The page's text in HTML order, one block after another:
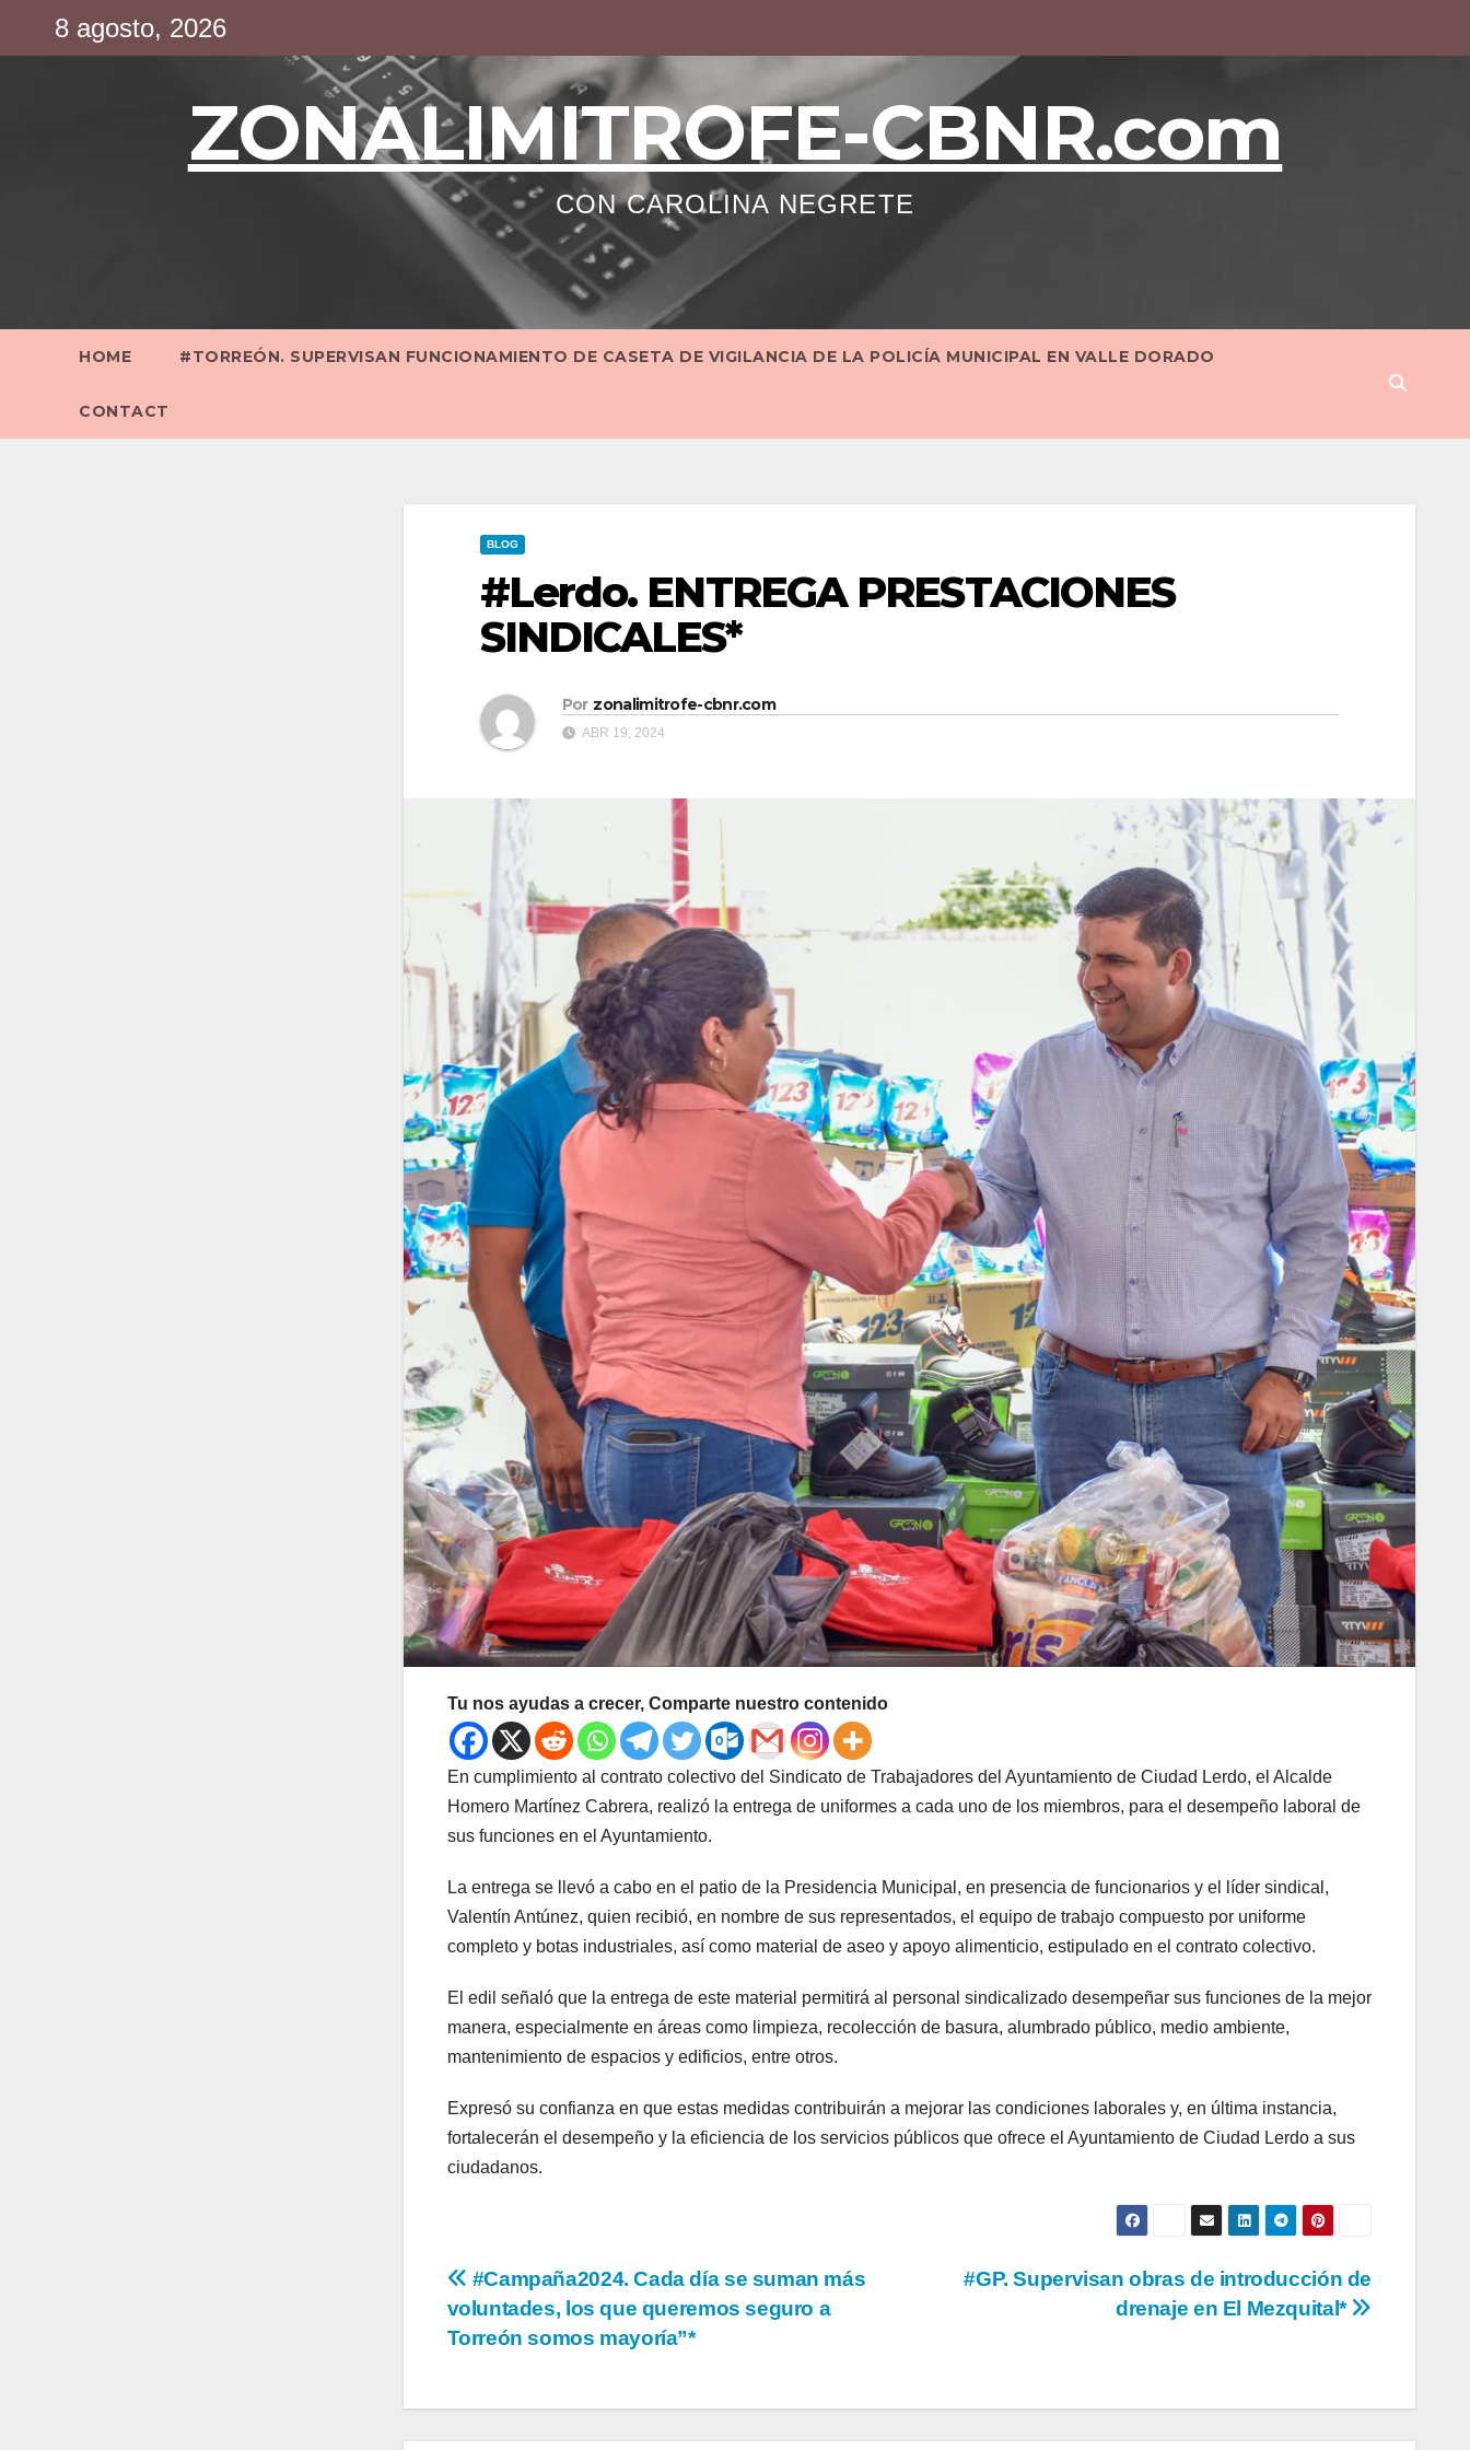
8 agosto, 2026
ZONALIMITROFE-CBNR.com
CON CAROLINA NEGRETE
HOME #TORREÓN. SUPERVISAN FUNCIONAMIENTO DE CASETA DE VIGILANCIA DE LA POLICÍA MUNICIPAL EN VALLE DORADO
CONTACT
BLOG
#Lerdo. ENTREGA PRESTACIONES
SINDICALES*
Por zonalimitrofe-cbnr.com
ABR 19, 2024
Tu nos ayudas a crecer, Comparte nuestro contenido
En cumplimiento al contrato colectivo del Sindicato de Trabajadores del Ayuntamiento de Ciudad Lerdo, el Alcalde
Homero Martínez Cabrera, realizó la entrega de uniformes a cada uno de los miembros, para el desempeño laboral de
sus funciones en el Ayuntamiento.
La entrega se llevó a cabo en el patio de la Presidencia Municipal, en presencia de funcionarios y el líder sindical,
Valentín Antúnez, quien recibió, en nombre de sus representados, el equipo de trabajo compuesto por uniforme
completo y botas industriales, así como material de aseo y apoyo alimenticio, estipulado en el contrato colectivo.
El edil señaló que la entrega de este material permitirá al personal sindicalizado desempeñar sus funciones de la mejor
manera, especialmente en áreas como limpieza, recolección de basura, alumbrado público, medio ambiente,
mantenimiento de espacios y edificios, entre otros.
Expresó su confianza en que estas medidas contribuirán a mejorar las condiciones laborales y, en última instancia,
fortalecerán el desempeño y la eficiencia de los servicios públicos que ofrece el Ayuntamiento de Ciudad Lerdo a sus
ciudadanos.
Navegación
de
#GP. Supervisan obras de introducción de
drenaje en El Mezquital*
#Campaña2024. Cada día se suman más
voluntades, los que queremos seguro a
Torreón somos mayoría”*